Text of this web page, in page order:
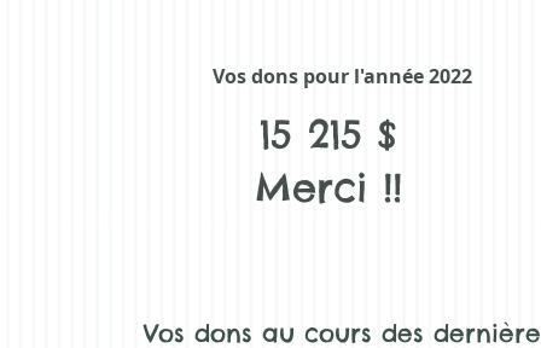
Vos dons pour l'année 2022
15 215 $
Merci !!
Vos dons au cours des